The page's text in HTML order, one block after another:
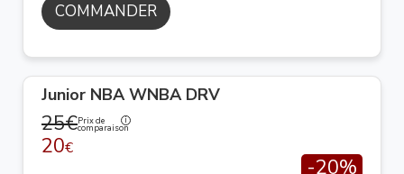
COMMANDER
Junior NBA WNBA DRV
25€Prix de
comparaison
20€
-20%